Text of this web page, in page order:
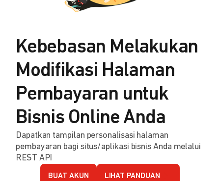
Kebebasan Melakukan
Modifikasi Halaman
Pembayaran untuk
Bisnis Online Anda
Dapatkan tampilan personalisasi halaman
pembayaran bagi situs/aplikasi bisnis Anda melalui
REST API
BUAT AKUN LIHAT PANDUAN